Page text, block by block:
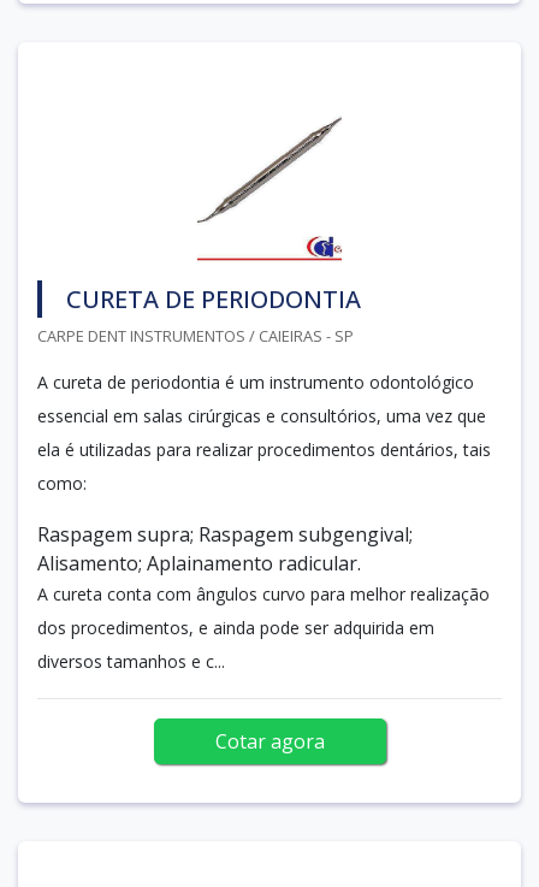
CURETA DE PERIODONTIA
CARPE DENT INSTRUMENTOS / CAIEIRAS - SP
A cureta de periodontia é um instrumento odontológico
essencial em salas cirúrgicas e consultórios, uma vez que
ela é utilizadas para realizar procedimentos dentários, tais
como:
Raspagem supra; Raspagem subgengival;
Alisamento; Aplainamento radicular.
A cureta conta com ângulos curvo para melhor realização
dos procedimentos, e ainda pode ser adquirida em
diversos tamanhos e c...
Cotar agora